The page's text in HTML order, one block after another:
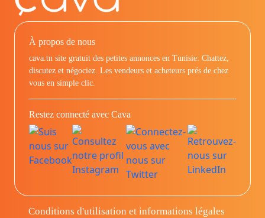
À propos de nous
cava.tn site gratuit des petites annonces en Tunisie: Chattez,
discutez et négociez. Les vendeurs et acheteurs prés de chez
vous en simple clic.
Restez connecté avec Cava
Conditions d'utilisation et informations légales